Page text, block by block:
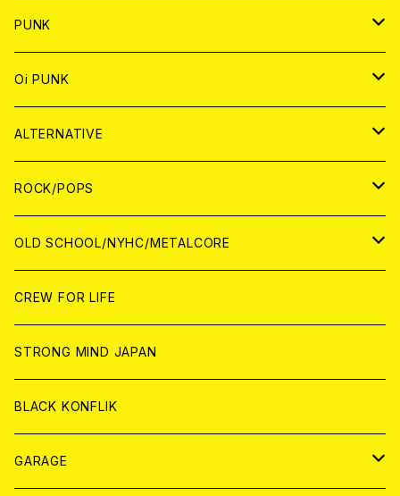
CD
ANALOG
WORLD
CD
ANALOG
CD
JAPAN
WORLD
ANALOG
JAPAN
WORLD
PUNK
JAPAN
CD
ANALOG
WORLD
CD
ANALOG
Oi PUNK
JAPAN
CD
ANALOG
WOLRD
CD
ANALOG
ALTERNATIVE
JAPAN
CD
ANALOG
WORLD
CD
ANALOG
ROCK/POPS
JAPAN
CD
ANALOG
WORLD
CD
ANALOG
OLD SCHOOL/NYHC/METALCORE
JAPAN
CD
ANALOG
WORLD
CD
ANALOG
CREW FOR LIFE
STRONG MIND JAPAN
BLACK KONFLIK
GARAGE